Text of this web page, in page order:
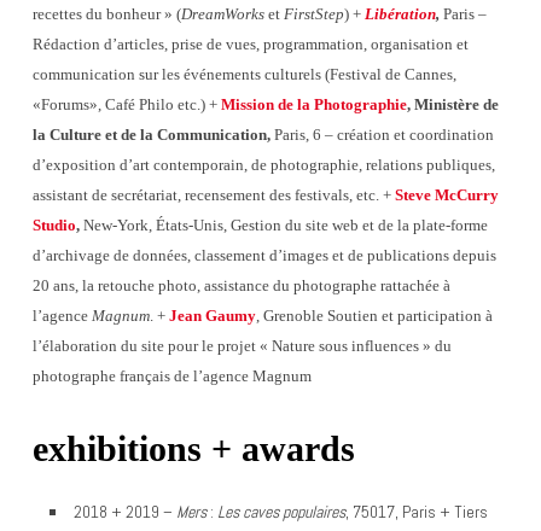
recettes du bonheur » (DreamWorkset FirstStep) + Libération, Paris –
Rédaction d’articles, prise de vues, programmation, organisation et
communication sur les événements culturels (Festival de Cannes,
«Forums», Café Philo etc.) + Mission de la Photographie, Ministère de
la Culture et de la Communication, Paris, 6 – création et coordination
d’exposition d’art contemporain, de photographie, relations publiques,
assistant de secrétariat, recensement des festivals, etc. + Steve McCurry
Studio,New-York, États-Unis, Gestion du site web et de la plate-forme
d’archivage de données, classement d’images et de publications depuis
20 ans, la retouche photo, assistance du photographe rattachée à
l’agence Magnum. + Jean Gaumy, Grenoble Soutien et participation à
l’élaboration du site pour le projet « Nature sous influences » du
photographe français de l’agence Magnum
exhibitions + awards
2018 + 2019 – Mers: Les caves populaires, 75017, Paris + Tiers